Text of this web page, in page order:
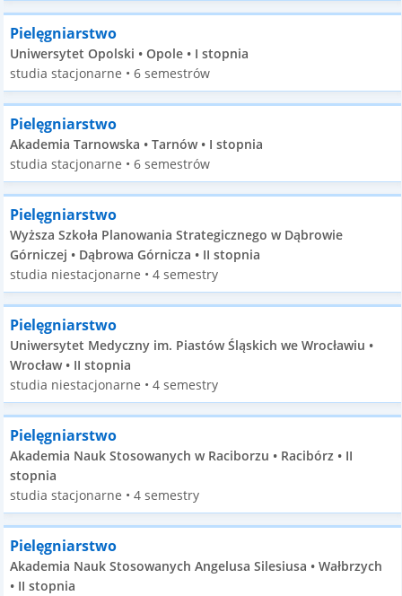
Pielęgniarstwo
Uniwersytet Opolski • Opole • I stopnia
studia stacjonarne • 6 semestrów
Pielęgniarstwo
Akademia Tarnowska • Tarnów • I stopnia
studia stacjonarne • 6 semestrów
Pielęgniarstwo
Wyższa Szkoła Planowania Strategicznego w Dąbrowie
Górniczej • Dąbrowa Górnicza • II stopnia
studia niestacjonarne • 4 semestry
Pielęgniarstwo
Uniwersytet Medyczny im. Piastów Śląskich we Wrocławiu •
Wrocław • II stopnia
studia niestacjonarne • 4 semestry
Pielęgniarstwo
Akademia Nauk Stosowanych w Raciborzu • Racibórz • II
stopnia
studia stacjonarne • 4 semestry
Pielęgniarstwo
Akademia Nauk Stosowanych Angelusa Silesiusa • Wałbrzych
• II stopnia